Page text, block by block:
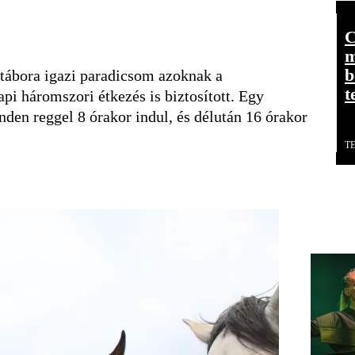
igazi paradicsom azoknak a
háromszori étkezés is biztosított. Egy
reggel 8 órakor indul, és délután 16 órakor